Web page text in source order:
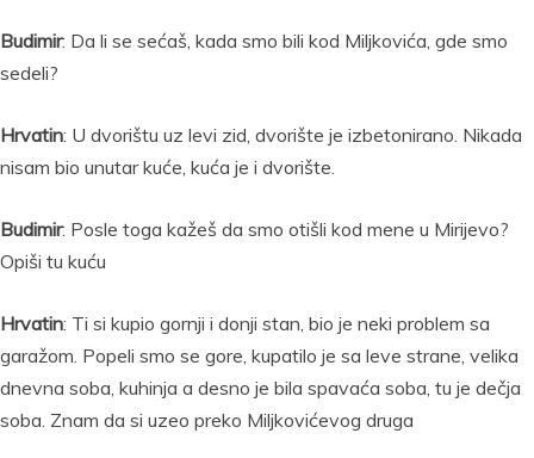
Budimir: Da li se sećaš, kada smo bili kod Miljkovića, gde smo
sedeli?
Hrvatin: U dvorištu uz levi zid, dvorište je izbetonirano. Nikada
nisam bio unutar kuće, kuća je i dvorište.
Budimir: Posle toga kažeš da smo otišli kod mene u Mirijevo?
Opiši tu kuću
Hrvatin: Ti si kupio gornji i donji stan, bio je neki problem sa
garažom. Popeli smo se gore, kupatilo je sa leve strane, velika
dnevna soba, kuhinja a desno je bila spavaća soba, tu je dečja
soba. Znam da si uzeo preko Miljkovićevog druga